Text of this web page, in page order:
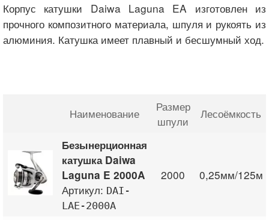
Корпус катушки Daiwa Laguna EA изготовлен из
прочного композитного материала, шпуля и рукоять из
алюминия. Катушка имеет плавный и бесшумный ход.
Наименование
Размер
шпули
Лесоёмкость
Безынерционная
катушка Daiwa
Laguna E 2000A
Артикул: DAI-
LAE-2000A
2000 0,25мм/125м